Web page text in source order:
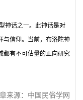
神话之一。此神话是对
与信仰。当前，布洛陀神
都有不可估量的正向研究
来源：中国民俗学网